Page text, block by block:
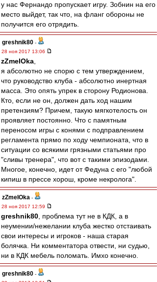
у нас Фернандо пропускает игру. Зобнин на его
место выйдет, так что, на фланг обороны не
получится его отрядить.
greshnik80 -
28 ноя 2017 13:06
zZmeIOka
я абсолютно не спорю с тем утверждением,
что руководство клуба - абсолютно инертная
масса. Это опять упрек в сторону Родионова.
Кто, если не он, должен дать ход нашим
претензиям? Причем, такую мягкотелость он
проявляет постоянно. Что с памятным
переносом игры с конями с подправлением
регламента прямо по ходу чемпионата, что в
ситуации со всякими грязными статьями про
"сливы тренера", что вот с такими эпизодами.
Многое, конечно, идет от Федуна с его "любой
кипиш в прессе хорош, кроме некролога".
zZmeIOka -
28 ноя 2017 12:59
greshnik80 , проблема тут не в КДК, а в
неумении/нежелании клуба жестко отстаивать
свои интересы и игроков - наша старая
болячка. Ни комментатора отвести, ни судью,
ни в КДК мебель поломать. Имхо конечно.
greshnik80 -